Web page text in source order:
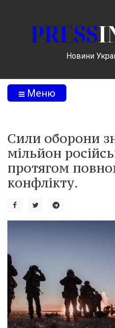
PRESS
Новини
Меню
Сили оборони
мільйон
протягом
конфлікту.